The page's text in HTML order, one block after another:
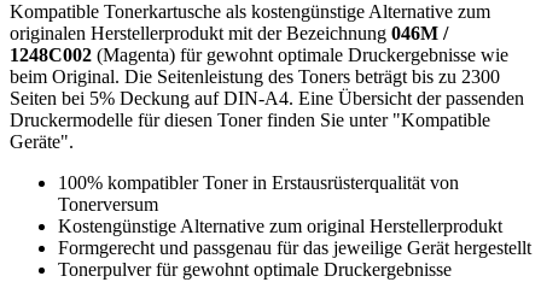
Kompatible Tonerkartusche als kostengünstige Alternative zum
originalen Herstellerprodukt mit der Bezeichnung 046M /
1248C002 (Magenta) für gewohnt optimale Druckergebnisse wie
beim Original. Die Seitenleistung des Toners beträgt bis zu 2300
Seiten bei 5% Deckung auf DIN-A4. Eine Übersicht der passenden
Druckermodelle für diesen Toner finden Sie unter "Kompatible
Geräte".
100% kompatibler Toner in Erstausrüsterqualität von
Tonerversum
Kostengünstige Alternative zum original Herstellerprodukt
Formgerecht und passgenau für das jeweilige Gerät hergestellt
Tonerpulver für gewohnt optimale Druckergebnisse